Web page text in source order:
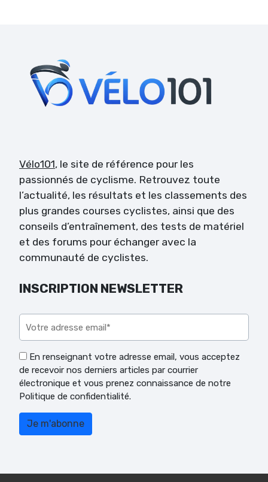
Vélo101, le site de référence pour les
passionnés de cyclisme. Retrouvez toute
l’actualité, les résultats et les classements des
plus grandes courses cyclistes, ainsi que des
conseils d’entraînement, des tests de matériel
et des forums pour échanger avec la
communauté de cyclistes.
INSCRIPTION NEWSLETTER
En renseignant votre adresse email, vous acceptez
de recevoir nos derniers articles par courrier
électronique et vous prenez connaissance de notre
Politique de confidentialité.